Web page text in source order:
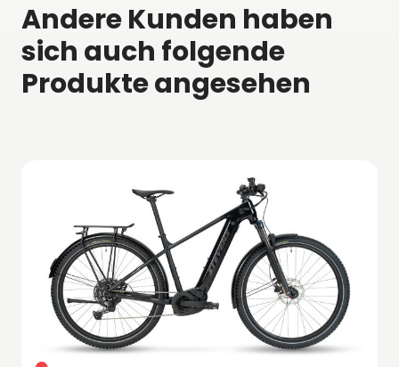
Andere Kunden haben
sich auch folgende
Produkte angesehen